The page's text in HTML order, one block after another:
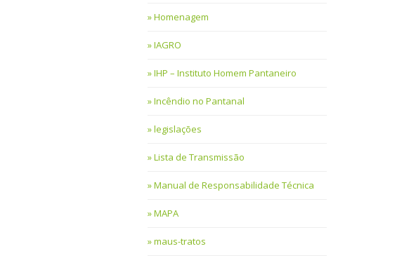
Homenagem
IAGRO
IHP – Instituto Homem Pantaneiro
Incêndio no Pantanal
legislações
Lista de Transmissão
Manual de Responsabilidade Técnica
MAPA
maus-tratos